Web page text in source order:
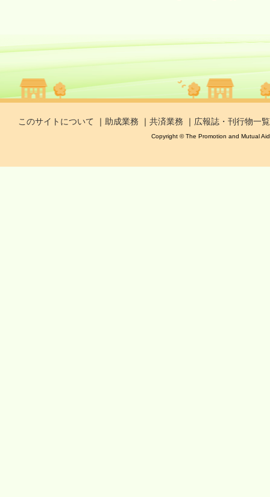
このサイトについて ｜ 助成業務 ｜ 共済業務 ｜ 広報誌・刊行物一覧
Copyright © The Promotion and Mutual